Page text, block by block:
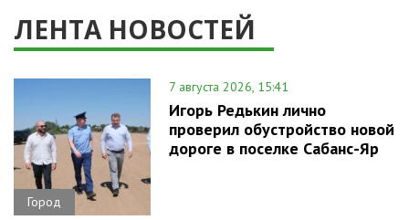
ЛЕНТА НОВОСТЕЙ
Город
7 августа 2026, 15:41
Игорь Редькин лично
проверил обустройство новой
дороге в поселке Сабанс-Яр